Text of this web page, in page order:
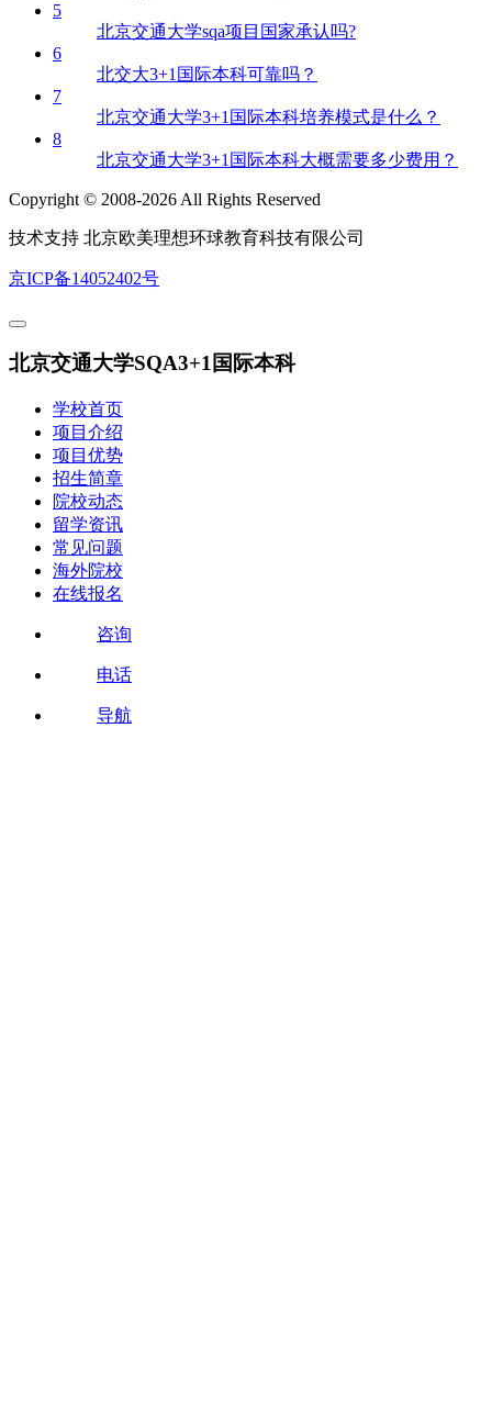
5
北京交通大学sqa项目国家承认吗?
6
北交大3+1国际本科可靠吗？
7
北京交通大学3+1国际本科培养模式是什么？
8
北京交通大学3+1国际本科大概需要多少费用？
Copyright © 2008-2026 All Rights Reserved
技术支持 北京欧美理想环球教育科技有限公司
京ICP备14052402号
北京交通大学SQA3+1国际本科
学校首页
项目介绍
项目优势
招生简章
院校动态
留学资讯
常见问题
海外院校
在线报名
咨询
电话
导航